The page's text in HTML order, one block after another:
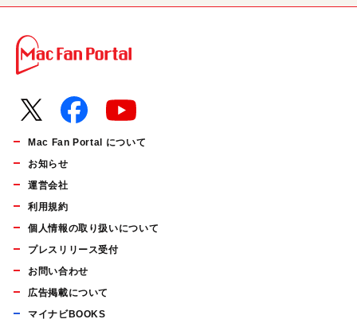
Mac Fan Portal について
お知らせ
運営会社
利用規約
個人情報の取り扱いについて
プレスリリース受付
お問い合わせ
広告掲載について
マイナビBOOKS